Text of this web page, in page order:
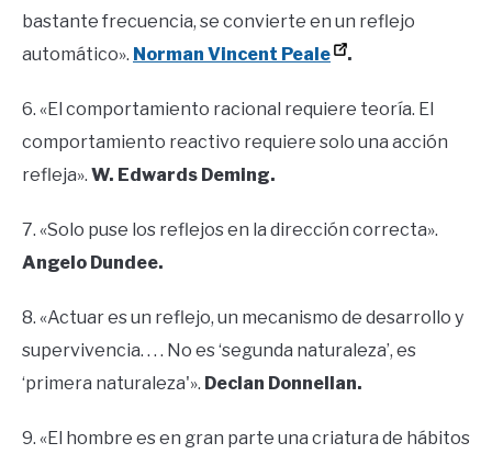
bastante frecuencia, se convierte en un reflejo
automático». Norman Vincent Peale .
6. «El comportamiento racional requiere teoría. El
comportamiento reactivo requiere solo una acción
refleja». W. Edwards Deming.
7. «Solo puse los reflejos en la dirección correcta».
Angelo Dundee.
8. «Actuar es un reflejo, un mecanismo de desarrollo y
supervivencia. . . . No es ‘segunda naturaleza’, es
‘primera naturaleza'». Declan Donnellan.
9. «El hombre es en gran parte una criatura de hábitos